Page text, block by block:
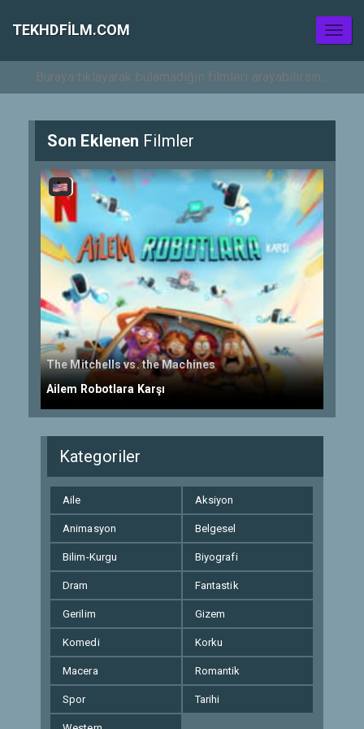
TEKHDFILM.COM
Son Eklenen Filmler
The Mitchells vs. the Machines
Ailem Robotlara Karşı
Kategoriler
Aile Aksiyon
Animasyon Belgesel
Bilim-Kurgu Biyografi
Dram Fantastik
Gerilim Gizem
Komedi Korku
Macera Romantik
Spor Tarihi